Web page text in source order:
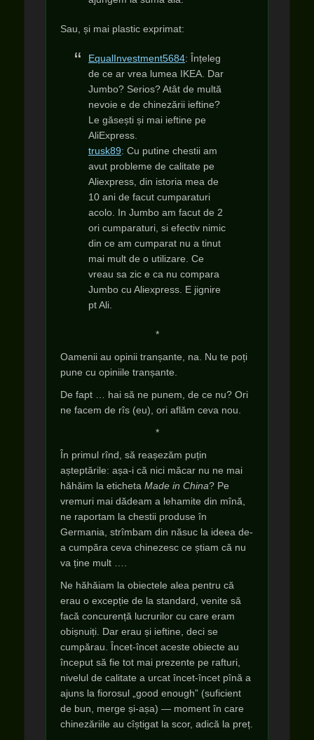
Sau, și mai plastic exprimat:
EqualInvestment5684: Înțeleg
de ce ar vrea lumea IKEA. Dar
Jumbo? Serios? Atât de multă
nevoie e de chinezării ieftine?
Le găsești și mai ieftine pe
AliExpress.
trusk89: Cu putine chestii am
avut probleme de calitate pe
Aliexpress, din istoria mea de
10 ani de facut cumparaturi
acolo. In Jumbo am facut de 2
ori cumparaturi, si efectiv nimic
din ce am cumparat nu a tinut
mai mult de o utilizare. Ce
vreau sa zic e ca nu compara
Jumbo cu Aliexpress. E jignire
pt Ali.
*
Oamenii au opinii tranșante, na. Nu te poți
pune cu opiniile tranșante.
De fapt … hai să ne punem, de ce nu? Ori
ne facem de rîs (eu), ori aflăm ceva nou.
*
În primul rînd, să reașezăm puțin
așteptările: așa-i că nici măcar nu ne mai
hăhăim la eticheta Made in China? Pe
vremuri mai dădeam a lehamite din mînă,
ne raportam la chestii produse în
Germania, strîmbam din năsuc la ideea de-
a cumpăra ceva chinezesc ce știam că nu
va ține mult ….
Ne hăhăiam la obiectele alea pentru că
erau o excepție de la standard, venite să
facă concurență lucrurilor cu care eram
obișnuiți. Dar erau și ieftine, deci se
cumpărau. Încet-încet aceste obiecte au
început să fie tot mai prezente pe rafturi,
nivelul de calitate a urcat încet-încet pînă a
ajuns la fiorosul „good enough” (suficient
de bun, merge și-așa) — moment în care
chinezăriile au cîștigat la scor, adică la preț.